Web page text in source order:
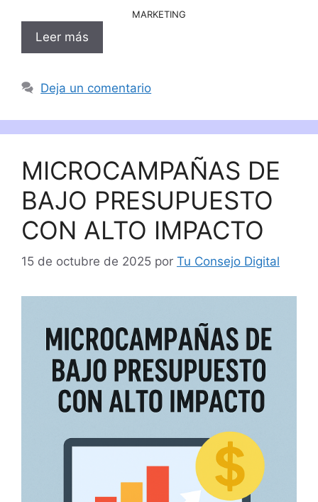
MARKETING
Leer más
Deja un comentario
MICROCAMPAÑAS DE
BAJO PRESUPUESTO
CON ALTO IMPACTO
15 de octubre de 2025 por Tu Consejo Digital